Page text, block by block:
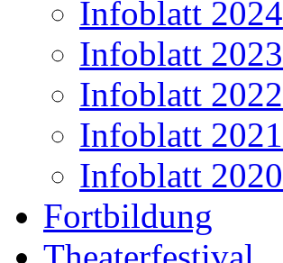
Infoblatt 2024
Infoblatt 2023
Infoblatt 2022
Infoblatt 2021
Infoblatt 2020
Fortbildung